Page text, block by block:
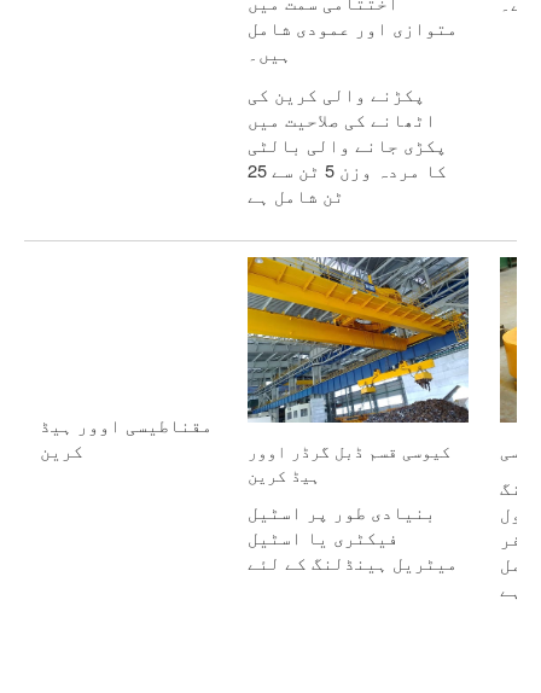
متوازی اور عمودی شامل
ہیں۔
پکڑنے والی کرین کی
اٹھانے کی صلاحیت میں
پکڑی جانے والی بالٹی
کا مردہ وزن 5 ٹن سے 25
ٹن شامل ہے
مقناطیسی اوور ہیڈ
کرین
کیوسی قسم ڈبل گرڈر اوور
ہیڈ کرین
بنیادی طور پر اسٹیل
فیکٹری یا اسٹیل
میٹریل ہینڈلنگ کے لئے
ہے